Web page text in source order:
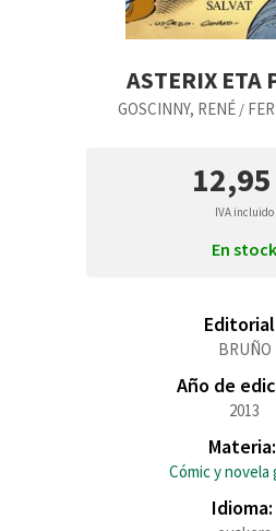
ASTERIX ETA
GOSCINNY, RENÉ /
IVA incluido
En stock
BRUÑO
Año de
2013
Materia:
Cómic y novela
Idioma: